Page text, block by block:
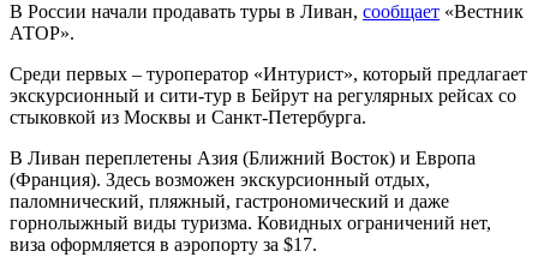
В России начали продавать туры в Ливан, сообщает «Вестник
АТОР».
Среди первых – туроператор «Интурист», который предлагает
экскурсионный и сити-тур в Бейрут на регулярных рейсах со
стыковкой из Москвы и Санкт-Петербурга.
В Ливан переплетены Азия (Ближний Восток) и Европа
(Франция). Здесь возможен экскурсионный отдых,
паломнический, пляжный, гастрономический и даже
горнолыжный виды туризма. Ковидных ограничений нет,
виза оформляется в аэропорту за $17.